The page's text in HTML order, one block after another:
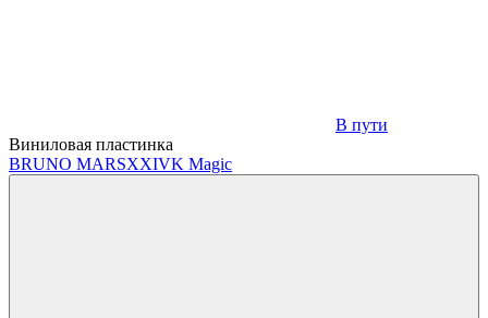
В пути
Виниловая пластинка
BRUNO MARSXXIVK Magic